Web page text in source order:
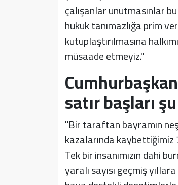
çalışanlar unutmasınlar
hukuk tanımazlığa prim
kutuplaştırılmasına
müsaade etmeyiz."
satır başları
"Bir taraftan bayramın
kazalarında kaybettiğimiz
Tek bir insanımızın dahi
yaralı sayısı geçmiş